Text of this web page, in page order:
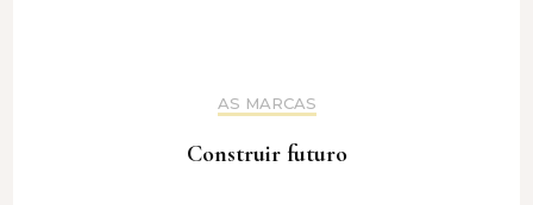
AS MARCAS
Construir futuro